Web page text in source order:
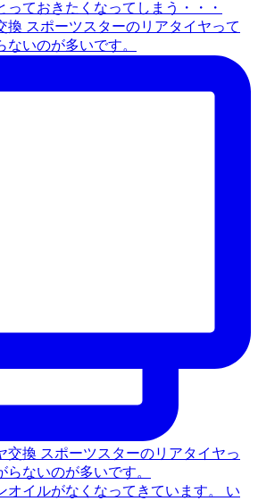
換 スポーツスターのリアタイヤって
いのが多いです。
オイルがなくなってきています。 い